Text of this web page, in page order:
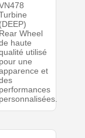
(DEEP)
Rear Wheel
haute
utilisé
pour une
et
performances
personnalisées.